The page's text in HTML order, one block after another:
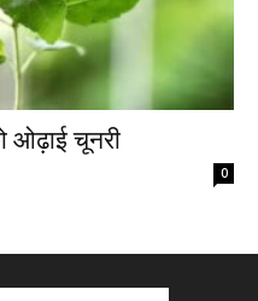
ओढ़ाई चूनरी
0